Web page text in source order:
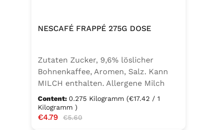
NESCAFÉ FRAPPÉ 275G DOSE
Zutaten Zucker, 9,6% löslicher
Bohnenkaffee, Aromen, Salz. Kann
MILCH enthalten. Allergene Milch
und daraus gewonnene Erzeugnisse
Content: 0.275 Kilogramm (€17.42 / 1
Kilogramm )
Sale price:
€4.79 Regular price:
€5.60